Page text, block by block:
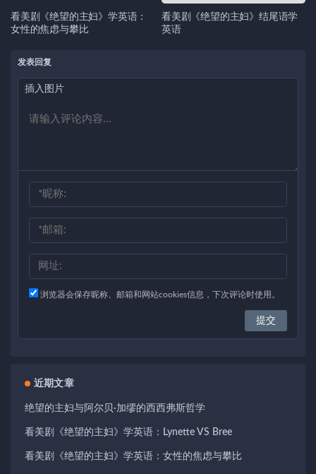
看美剧《绝望的主妇》学英语：
女性的焦虑与攀比
看美剧《绝望的主妇》结尾语学
英语
发表回复
插入图片
浏览器会保存昵称、邮箱和网站cookies信息，下次评论时使用。
近期文章
绝望的主妇与阿尔贝·加缪的西西弗斯哲学
看美剧《绝望的主妇》学英语：Lynette VS Bree
看美剧《绝望的主妇》学英语：女性的焦虑与攀比